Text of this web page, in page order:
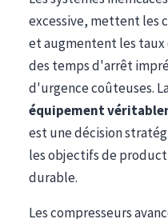
excessive, mettent les
et augmentent les
des temps d'arrêt
d'urgence coûteuses.
équipement
est une décision
les objectifs de
durable.
Les compresseurs